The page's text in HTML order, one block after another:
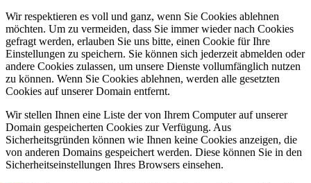
Wir respektieren es voll und ganz, wenn Sie Cookies ablehnen
möchten. Um zu vermeiden, dass Sie immer wieder nach Cookies
gefragt werden, erlauben Sie uns bitte, einen Cookie für Ihre
Einstellungen zu speichern. Sie können sich jederzeit abmelden oder
andere Cookies zulassen, um unsere Dienste vollumfänglich nutzen
zu können. Wenn Sie Cookies ablehnen, werden alle gesetzten
Cookies auf unserer Domain entfernt.
Wir stellen Ihnen eine Liste der von Ihrem Computer auf unserer
Domain gespeicherten Cookies zur Verfügung. Aus
Sicherheitsgründen können wie Ihnen keine Cookies anzeigen, die
von anderen Domains gespeichert werden. Diese können Sie in den
Sicherheitseinstellungen Ihres Browsers einsehen.